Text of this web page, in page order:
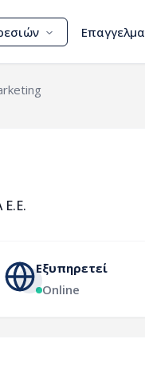
Εξυπηρετεί
Online